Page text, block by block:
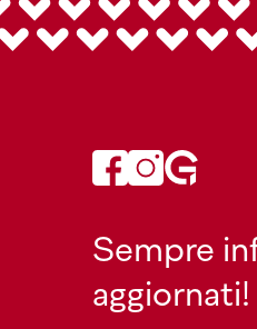
Sempre
aggiornati!